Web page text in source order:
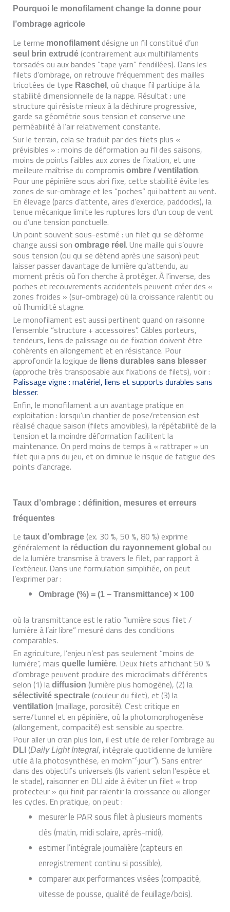
Pourquoi le monofilament change la donne pour
l’ombrage agricole
Le terme monofilament désigne un fil constitué d’un
seul brin extrudé (contrairement aux multifilaments
torsadés ou aux bandes “tape yarn” fendillées). Dans les
filets d’ombrage, on retrouve fréquemment des mailles
tricotées de type Raschel , où chaque fil participe à la
stabilité dimensionnelle de la nappe. Résultat : une
structure qui résiste mieux à la déchirure progressive,
garde sa géométrie sous tension et conserve une
perméabilité à l’air relativement constante.
Sur le terrain, cela se traduit par des filets plus «
prévisibles » : moins de déformation au fil des saisons,
moins de points faibles aux zones de fixation, et une
meilleure maîtrise du compromisombre / ventilation.
Pour une pépinière sous abri fixe, cette stabilité évite les
zones de sur-ombrage et les “poches” qui battent au vent.
En élevage (parcs d’attente, aires d’exercice, paddocks), la
tenue mécanique limite les ruptures lors d’un coup de vent
ou d’une tension ponctuelle.
Un point souvent sous-estimé : un filet qui se déforme
change aussi sonombrage réel. Une maille qui s’ouvre
sous tension (ou qui se détend après une saison) peut
laisser passer davantage de lumière qu’attendu, au
moment précis où l’on cherche à protéger. À l’inverse, des
poches et recouvrements accidentels peuvent créer des «
zones froides » (sur-ombrage) où la croissance ralentit ou
où l’humidité stagne.
Le monofilament est aussi pertinent quand on raisonne
l’ensemble “structure + accessoires”. Câbles porteurs,
tendeurs, liens de palissage ou de fixation doivent être
cohérents en allongement et en résistance. Pour
approfondir la logique de liens durables sans blesser
(approche très transposable aux fixations de filets), voir :
Palissage vigne : matériel, liens et supports durables sans
blesser.
Enfin, le monofilament a un avantage pratique en
exploitation : lorsqu’un chantier de pose/retension est
réalisé chaque saison (filets amovibles), la répétabilité de la
tension et la moindre déformation facilitent la
maintenance. On perd moins de temps à « rattraper » un
filet qui a pris du jeu, et on diminue le risque de fatigue des
points d’ancrage.
Taux d’ombrage : définition, mesures et erreurs
fréquentes
Letaux d’ombrage (ex. 30 %, 50 %, 80 %) exprime
généralement la réduction du rayonnement global ou
de la lumière transmise à travers le filet, par rapport à
l’extérieur. Dans une formulation simplifiée, on peut
l’exprimer par :
Ombrage (%) = (1 − Transmittance) × 100
où la transmittance est le ratio “lumière sous filet /
lumière à l’air libre” mesuré dans des conditions
comparables.
En agriculture, l’enjeu n’est pas seulement “moins de
lumière”, maisquelle lumière. Deux filets affichant 50 %
d’ombrage peuvent produire des microclimats différents
selon (1) ladiffusion (lumière plus homogène), (2) la
sélectivité spectrale (couleur du filet), et (3) la
ventilation (maillage, porosité). C’est critique en
serre/tunnel et en pépinière, où la photomorphogenèse
(allongement, compacité) est sensible au spectre.
Pour aller un cran plus loin, il est utile de relier l’ombrage au
DLI (Daily Light Integral, intégrale quotidienne de lumière
utile à la photosynthèse, en mol·m⁻²·jour⁻¹). Sans entrer
dans des objectifs universels (ils varient selon l’espèce et
le stade), raisonner en DLI aide à éviter un filet « trop
protecteur » qui finit par ralentir la croissance ou allonger
les cycles. En pratique, on peut :
mesurer le PAR sous filet à plusieurs moments
clés (matin, midi solaire, après-midi),
estimer l’intégrale journalière (capteurs en
enregistrement continu si possible),
comparer aux performances visées (compacité,
vitesse de pousse, qualité de feuillage/bois).